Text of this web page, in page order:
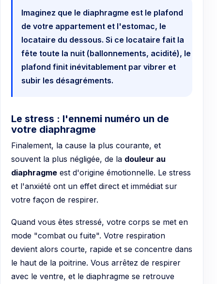
Imaginez que le diaphragme est le plafond
de votre appartement et l'estomac, le
locataire du dessous. Si ce locataire fait la
fête toute la nuit (ballonnements, acidité), le
plafond finit inévitablement par vibrer et
subir les désagréments.
Le stress : l'ennemi numéro un de
votre diaphragme
Finalement, la cause la plus courante, et
souvent la plus négligée, de la douleur au
diaphragme est d'origine émotionnelle. Le stress
et l'anxiété ont un effet direct et immédiat sur
votre façon de respirer.
Quand vous êtes stressé, votre corps se met en
mode "combat ou fuite". Votre respiration
devient alors courte, rapide et se concentre dans
le haut de la poitrine. Vous arrêtez de respirer
avec le ventre, et le diaphragme se retrouve